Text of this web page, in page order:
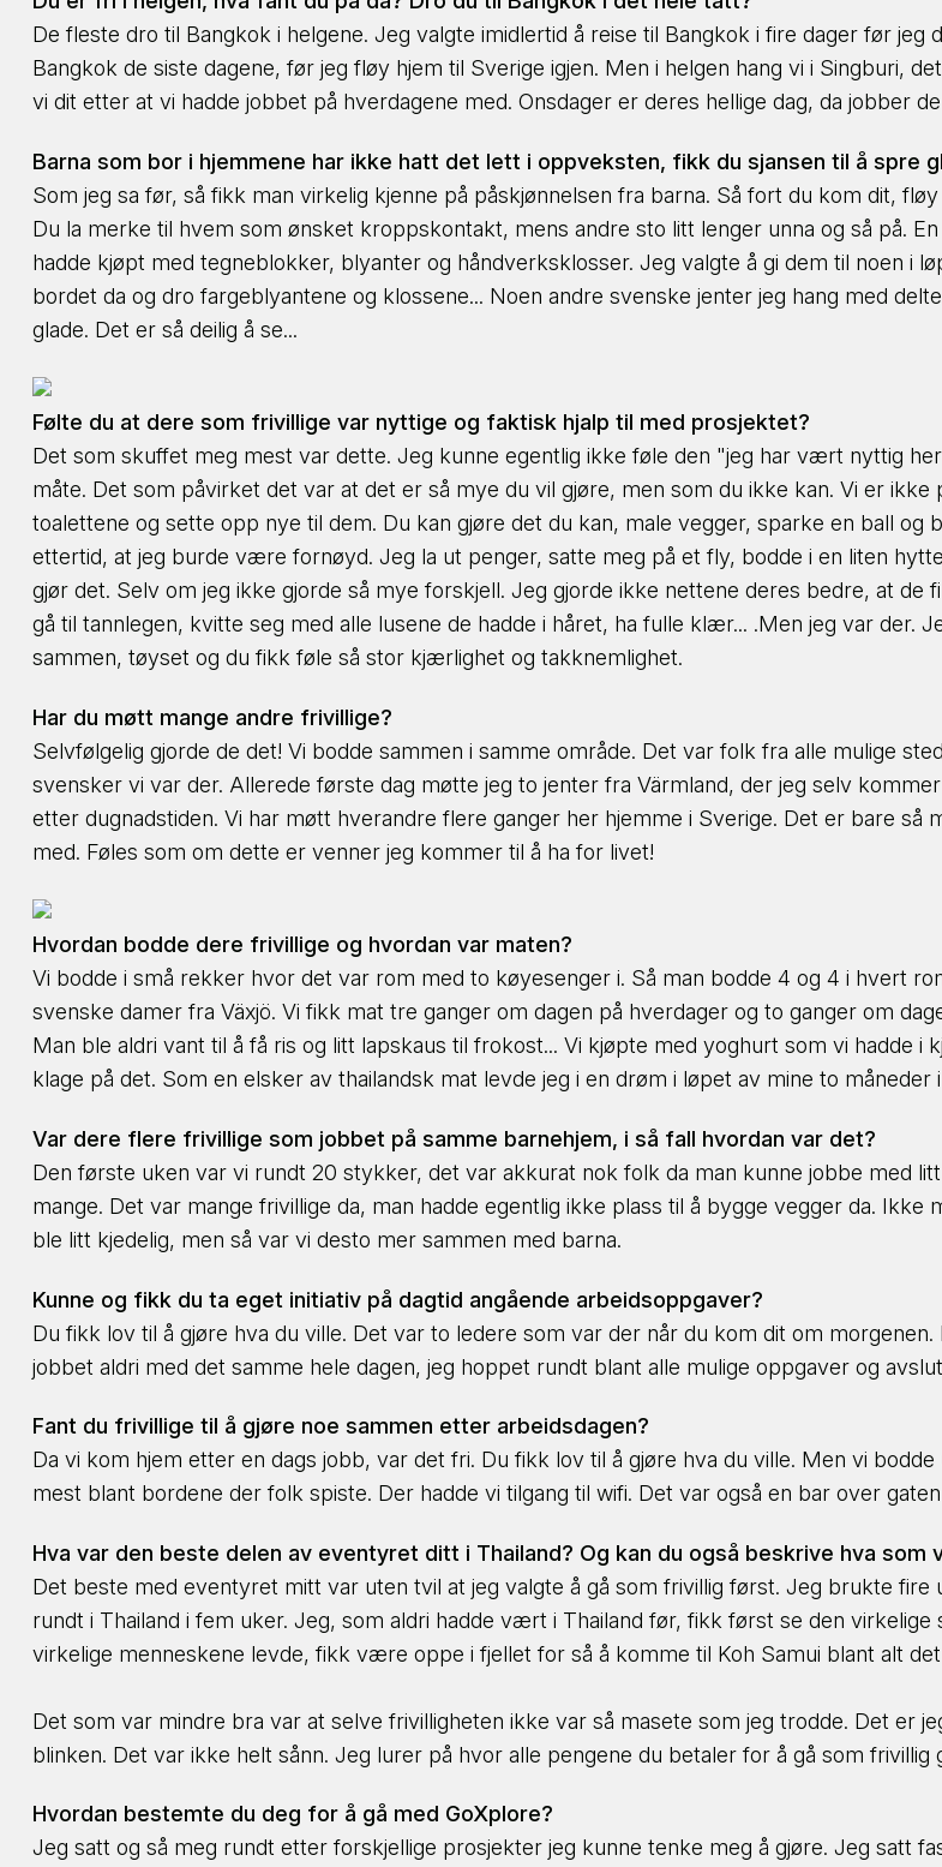
De fleste dro til Bangkok i helgene. Jeg valgte imidlertid å reise til Bangkok i fire dager før
Bangkok de siste dagene, før jeg fløy hjem til Sverige igjen. Men i helgen hang vi i Singburi,
vi dit etter at vi hadde jobbet på hverdagene med. Onsdager er deres hellige dag, da jobber
Barna som bor i hjemmene har ikke hatt det lett i oppveksten, fikk du sjansen til å spre
Som jeg sa før, så fikk man virkelig kjenne på påskjønnelsen fra barna. Så fort du kom dit,
Du la merke til hvem som ønsket kroppskontakt, mens andre sto litt lenger unna og så på.
hadde kjøpt med tegneblokker, blyanter og håndverksklosser. Jeg valgte å gi dem til noen i
bordet da og dro fargeblyantene og klossene... Noen andre svenske jenter jeg hang med
glade. Det er så deilig å se...
Følte du at dere som frivillige var nyttige og faktisk hjalp til med prosjektet?
Det som skuffet meg mest var dette. Jeg kunne egentlig ikke føle den "jeg har vært nyttig
måte. Det som påvirket det var at det er så mye du vil gjøre, men som du ikke kan. Vi er
toalettene og sette opp nye til dem. Du kan gjøre det du kan, male vegger, sparke en ball
ettertid, at jeg burde være fornøyd. Jeg la ut penger, satte meg på et fly, bodde i en liten
gjør det. Selv om jeg ikke gjorde så mye forskjell. Jeg gjorde ikke nettene deres bedre, at
gå til tannlegen, kvitte seg med alle lusene de hadde i håret, ha fulle klær... .Men jeg var der.
sammen, tøyset og du fikk føle så stor kjærlighet og takknemlighet.
Har du møtt mange andre frivillige?
Selvfølgelig gjorde de det! Vi bodde sammen i samme område. Det var folk fra alle mulige
svensker vi var der. Allerede første dag møtte jeg to jenter fra Värmland, der jeg selv
etter dugnadstiden. Vi har møtt hverandre flere ganger her hjemme i Sverige. Det er bare
med. Føles som om dette er venner jeg kommer til å ha for livet!
Hvordan bodde dere frivillige og hvordan var maten?
Vi bodde i små rekker hvor det var rom med to køyesenger i. Så man bodde 4 og 4 i hvert
svenske damer fra Växjö. Vi fikk mat tre ganger om dagen på hverdager og to ganger om
Man ble aldri vant til å få ris og litt lapskaus til frokost... Vi kjøpte med yoghurt som vi hadde
klage på det. Som en elsker av thailandsk mat levde jeg i en drøm i løpet av mine to måneder
Var dere flere frivillige som jobbet på samme barnehjem, i så fall hvordan var det?
Den første uken var vi rundt 20 stykker, det var akkurat nok folk da man kunne jobbe med
mange. Det var mange frivillige da, man hadde egentlig ikke plass til å bygge vegger da.
ble litt kjedelig, men så var vi desto mer sammen med barna.
Kunne og fikk du ta eget initiativ på dagtid angående arbeidsoppgaver?
Du fikk lov til å gjøre hva du ville. Det var to ledere som var der når du kom dit om
jobbet aldri med det samme hele dagen, jeg hoppet rundt blant alle mulige oppgaver og
Fant du frivillige til å gjøre noe sammen etter arbeidsdagen?
Da vi kom hjem etter en dags jobb, var det fri. Du fikk lov til å gjøre hva du ville. Men vi
mest blant bordene der folk spiste. Der hadde vi tilgang til wifi. Det var også en bar over
Hva var den beste delen av eventyret ditt i Thailand? Og kan du også beskrive hva som
Det beste med eventyret mitt var uten tvil at jeg valgte å gå som frivillig først. Jeg brukte
rundt i Thailand i fem uker. Jeg, som aldri hadde vært i Thailand før, fikk først se den
virkelige menneskene levde, fikk være oppe i fjellet for så å komme til Koh Samui blant alt
Det som var mindre bra var at selve frivilligheten ikke var så masete som jeg trodde. Det er
blinken. Det var ikke helt sånn. Jeg lurer på hvor alle pengene du betaler for å gå som frivillig
Hvordan bestemte du deg for å gå med GoXplore?
Jeg satt og så meg rundt etter forskjellige prosjekter jeg kunne tenke meg å gjøre. Jeg satt
Hva drømmer du om å
Velg 1 til 3 ting du er
BETALT ARBEID &
KARRIERE
JOBB MED DYR
GÅRDSLIV
NESTE STEG ⇢